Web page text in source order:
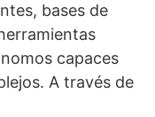
bases de
capaces
A través de